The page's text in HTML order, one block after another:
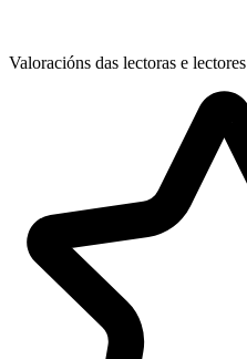
Valoracións das lectoras e lectores